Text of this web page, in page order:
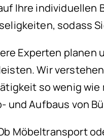
Ihre individuellen
sodass
Experten planen
Wir
so wenig
und Aufbaus von
Möbeltransport